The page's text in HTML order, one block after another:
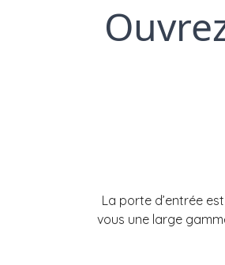
La porte d’entrée
vous une large